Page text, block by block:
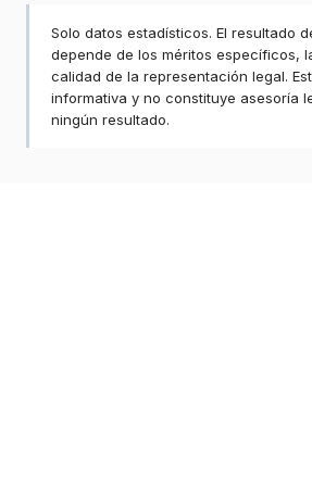
Solo datos estadísticos. El resultado
depende de los méritos específicos,
calidad de la representación legal.
informativa y no constituye asesoría
ningún resultado.